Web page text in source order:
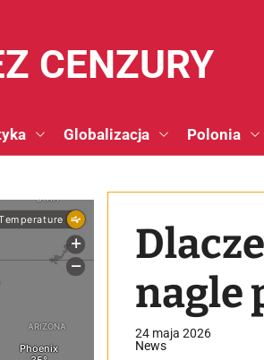
CENZURY
Globalizacja Polonia
nagle
24 maja 2026
News